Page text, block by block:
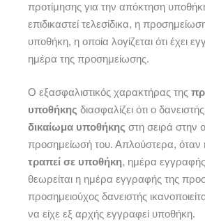
προτίμησης για την απόκτηση
επιδικαστεί τελεσίδικα, η
υποθήκη, η οποία λογίζεται ότι έχει
ημέρα της προσημείωσης.
Ο εξασφαλιστικός χαρακτήρας της
υποθήκης διασφαλίζει ότι ο
δικαίωμα υποθήκης στη σειρά στην
προσημείωσή του. Απλούστερα, όταν
τραπεί σε υποθήκη, ημέρα εγγραφής
θεωρείται η ημέρα εγγραφής της
προσημειούχος δανειστής
να είχε εξ αρχής εγγραφεί υποθήκη.